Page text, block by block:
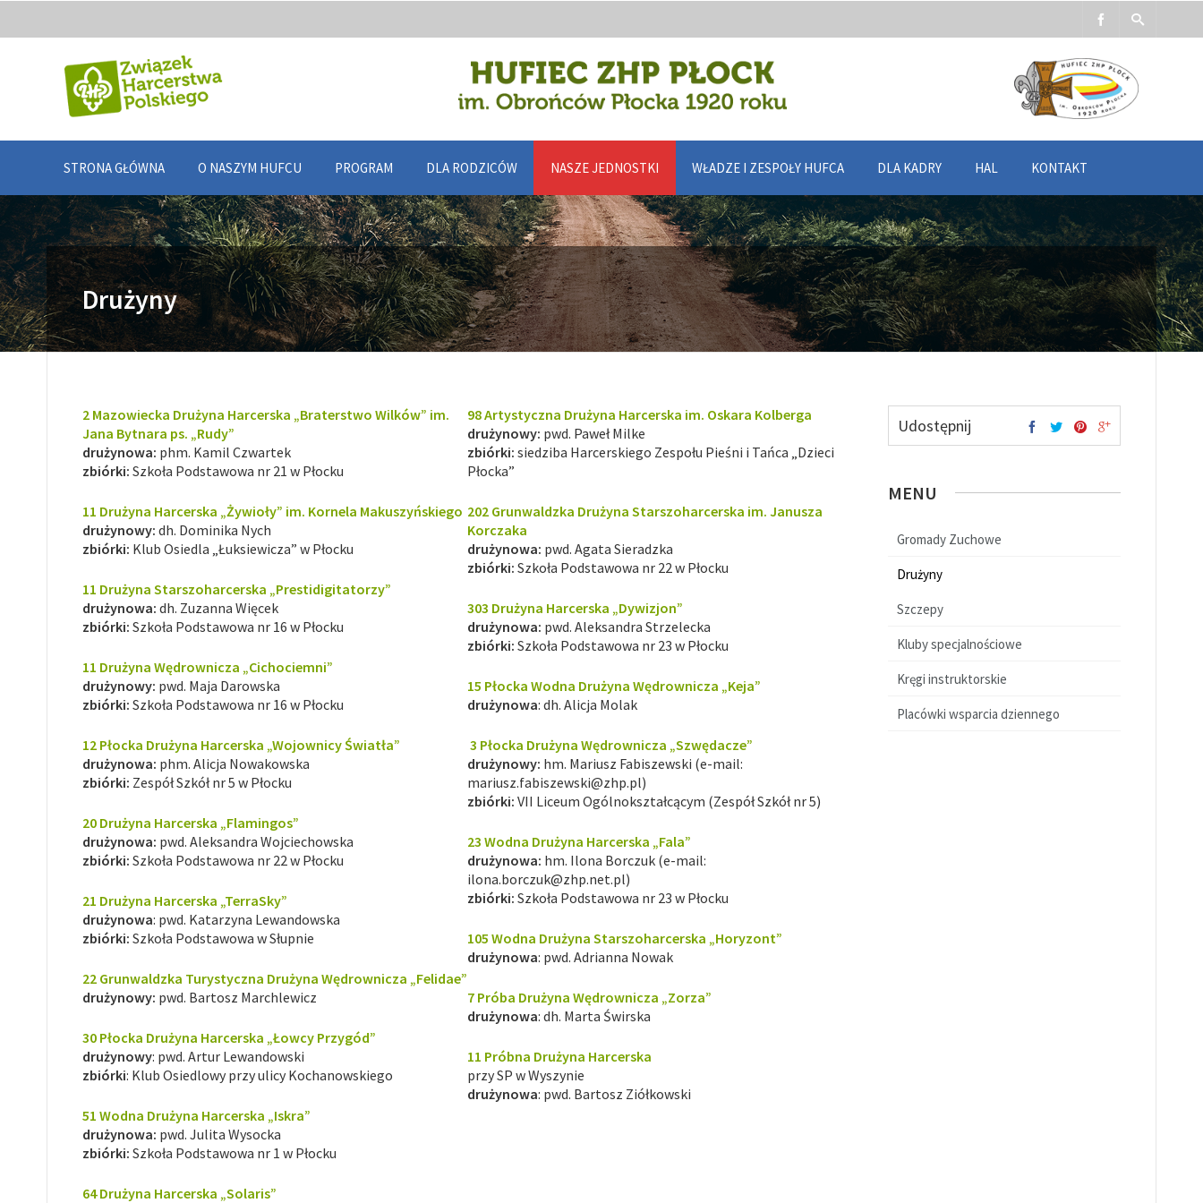
STRONA GŁÓWNA O NASZYM HUFCU PROGRAM DLA RODZICÓW NASZE JEDNOSTKI WŁADZE I ZESPOŁY HUFCA DLA KADRY HAL KONTAKT
Drużyny
2 Mazowiecka Drużyna Harcerska „Braterstwo Wilków” im.
Jana Bytnara ps. „Rudy”
drużynowa: phm. Kamil Czwartek
zbiórki: Szkoła Podstawowa nr 21 w Płocku
11 Drużyna Harcerska „Żywioły” im. Kornela Makuszyńskiego
drużynowy: dh. Dominika Nych
zbiórki: Klub Osiedla „Łuksiewicza” w Płocku
11 Drużyna Starszoharcerska „Prestidigitatorzy”
drużynowa: dh. Zuzanna Więcek
zbiórki: Szkoła Podstawowa nr 16 w Płocku
11 Drużyna Wędrownicza „Cichociemni”
drużynowy: pwd. Maja Darowska
zbiórki: Szkoła Podstawowa nr 16 w Płocku
12 Płocka Drużyna Harcerska „Wojownicy Światła”
drużynowa: phm. Alicja Nowakowska
zbiórki: Zespół Szkół nr 5 w Płocku
20 Drużyna Harcerska „Flamingos”
drużynowa: pwd. Aleksandra Wojciechowska
zbiórki: Szkoła Podstawowa nr 22 w Płocku
21 Drużyna Harcerska „TerraSky”
drużynowa: pwd. Katarzyna Lewandowska
zbiórki: Szkoła Podstawowa w Słupnie
22 Grunwaldzka Turystyczna Drużyna Wędrownicza „Felidae”
drużynowy: pwd. Bartosz Marchlewicz
30 Płocka Drużyna Harcerska „Łowcy Przygód”
drużynowy: pwd. Artur Lewandowski
zbiórki: Klub Osiedlowy przy ulicy Kochanowskiego
51 Wodna Drużyna Harcerska „Iskra”
drużynowa: pwd. Julita Wysocka
zbiórki: Szkoła Podstawowa nr 1 w Płocku
64 Drużyna Harcerska „Solaris”
98 Artystyczna Drużyna Harcerska im. Oskara Kolberga
drużynowy: pwd. Paweł Milke
zbiórki: siedziba Harcerskiego Zespołu Pieśni i Tańca „Dzieci
Płocka”
202 Grunwaldzka Drużyna Starszoharcerska im. Janusza
Korczaka
drużynowa: pwd. Agata Sieradzka
zbiórki: Szkoła Podstawowa nr 22 w Płocku
303 Drużyna Harcerska „Dywizjon”
drużynowa: pwd. Aleksandra Strzelecka
zbiórki: Szkoła Podstawowa nr 23 w Płocku
15 Płocka Wodna Drużyna Wędrownicza „Keja”
drużynowa: dh. Alicja Molak
3 Płocka Drużyna Wędrownicza „Szwędacze”
drużynowy: hm. Mariusz Fabiszewski (e-mail:
mariusz.fabiszewski@zhp.pl)
zbiórki: VII Liceum Ogólnokształcącym (Zespół Szkół nr 5)
23 Wodna Drużyna Harcerska „Fala”
drużynowa: hm. Ilona Borczuk (e-mail:
ilona.borczuk@zhp.net.pl)
zbiórki: Szkoła Podstawowa nr 23 w Płocku
105 Wodna Drużyna Starszoharcerska „Horyzont”
drużynowa: pwd. Adrianna Nowak
7 Próba Drużyna Wędrownicza „Zorza”
drużynowa: dh. Marta Świrska
11 Próbna Drużyna Harcerska
przy SP w Wyszynie
drużynowa: pwd. Bartosz Ziółkowski
Udostępnij
MENU
Gromady Zuchowe
Drużyny
Szczepy
Kluby specjalnościowe
Kręgi instruktorskie
Placówki wsparcia dziennego